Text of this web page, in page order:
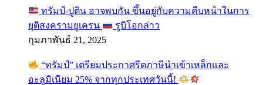
ทรัมป์-ปูติน อาจพบกัน ขึ้นอยู่กับความคืบหน้าในการ
ยุติสงครามยูเครน
รูบิโอกล่าว
กุมภาพันธ์ 21, 2025
“ทรัมป์” เตรียมประกาศรีดภาษีนำเข้าเหล็กและ
อะลูมิเนียม 25% จากทุกประเทศวันนี้!